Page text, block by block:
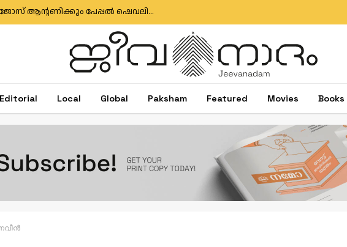
ഇഗ്‌നേഷ്യസ് ഗൊൺസാൽവസിനും ജോസ് ആന്റണിക്കും പേപ്പൽ ഷെവലിയർ പദവി
Editorial Local Global Paksham Featured Movies Books